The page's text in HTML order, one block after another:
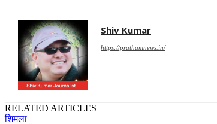
Shiv Kumar
https://prathamnews.in/
RELATED ARTICLES
शिमला